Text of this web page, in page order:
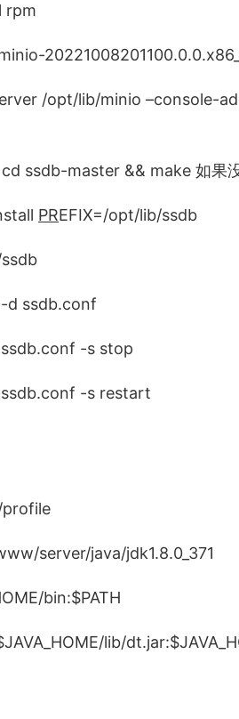
rpm
/opt/lib/minio –console-
ssdb-master && make 如
PREFIX=/opt/lib/ssdb
d ssdb.conf
-s stop
-s restart
profile
server/java/jdk1.8.0_371
bin:$PATH
lib/